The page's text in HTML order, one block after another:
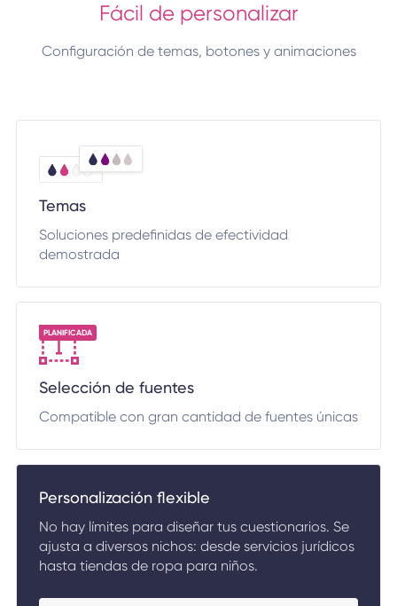
Fácil de personalizar
Configuración de temas, botones y animaciones
Temas
Soluciones predefinidas de efectividad
demostrada
Personalización flexible
No hay límites para diseñar tus cuestionarios. Se
ajusta a diversos nichos: desde servicios jurídicos
hasta tiendas de ropa para niños.
PLANIFICADA
Selección de fuentes
Compatible con gran cantidad de fuentes únicas